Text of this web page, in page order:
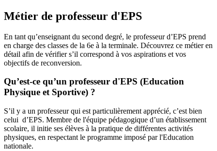
Métier de professeur d'EPS
En tant qu’enseignant du second degré, le professeur d’EPS prend
en charge des classes de la 6e à la terminale. Découvrez ce métier en
détail afin de vérifier s’il correspond à vos aspirations et vos
objectifs de reconversion.
Qu’est-ce qu’un professeur d'EPS (Education
Physique et Sportive) ?
S’il y a un professeur qui est particulièrement apprécié, c’est bien
celui d’EPS. Membre de l'équipe pédagogique d’un établissement
scolaire, il initie ses élèves à la pratique de différentes activités
physiques, en respectant le programme imposé par l'Education
nationale.